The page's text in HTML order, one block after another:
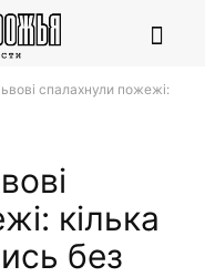
спалахнули пожежі:
кілька
без